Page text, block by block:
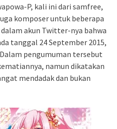
P, kali ini dari samfree,
komposer untuk beberapa
akun Twitter-nya bahwa
tanggal 24 September 2015,
pengumuman tersebut
namun dikatakan
mendadak dan bukan